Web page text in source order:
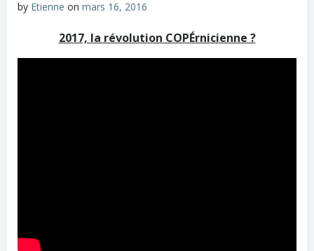
by Etienne on mars 16, 2016
2017, la révolution COPÉrnicienne ?